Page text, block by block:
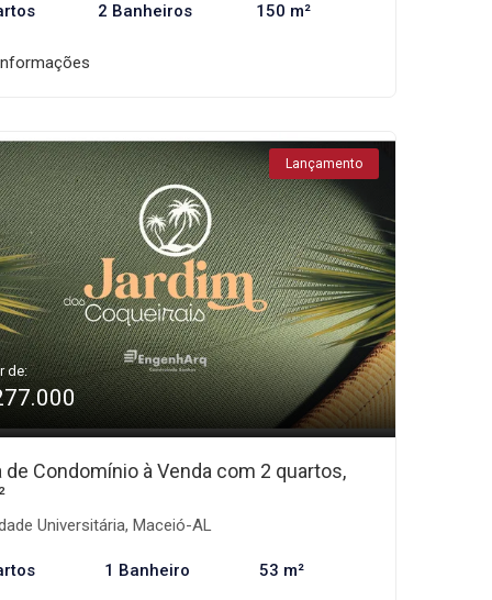
2 Banheiros 150 m²
Lançamento
de:
de Condomínio à Venda com 2 quartos,
Universitária, Maceió-AL
1 Banheiro 53 m²